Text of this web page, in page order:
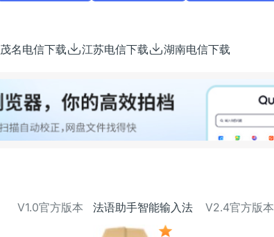
茂名电信下载 江苏电信下载 湖南电信下载
V1.0官方版本 法语助手智能输入法 V2.4官方版本